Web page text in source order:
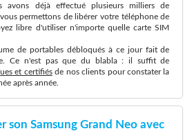
avons déjà effectué plusieurs milliers de
vous permettons de libérer votre téléphone de
libre d'utiliser n'importe quelle carte SIM
de portables débloqués à ce jour fait de
Ce n'est pas que du blabla : il suffit de
et certifiésde nos clients pour constater la
après année.
son Samsung Grand Neo avec